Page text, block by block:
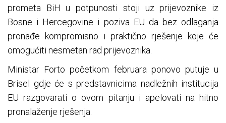
prometa BiH u potpunosti stoji uz prijevoznike iz
Bosne i Hercegovine i poziva EU da bez odlaganja
pronađe kompromisno i praktično rješenje koje će
omogućiti nesmetan rad prijevoznika.
Ministar Forto početkom februara ponovo putuje u
Brisel gdje će s predstavnicima nadležnih institucija
EU razgovarati o ovom pitanju i apelovati na hitno
pronalaženje rješenja.